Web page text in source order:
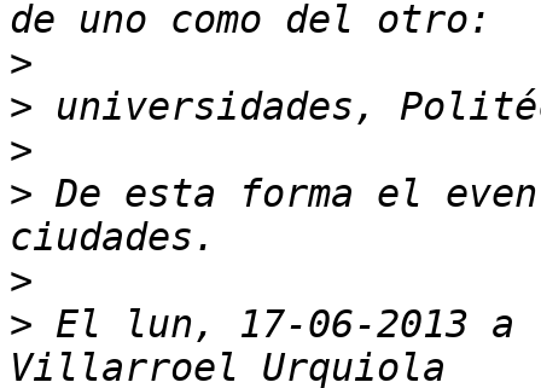
>
>
>
> De esta forma el
>
> El lun, 17-06-2013 a